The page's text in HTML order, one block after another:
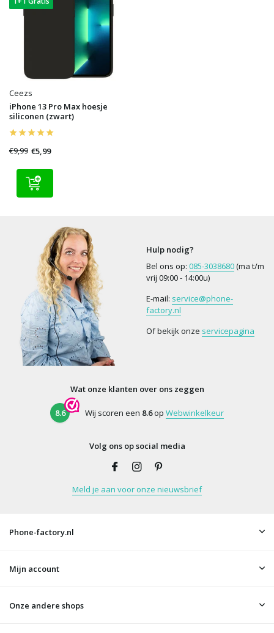
Ceezs
iPhone 13 Pro Max hoesje
siliconen (zwart)
€9,99 €5,99
Hulp nodig?
Bel ons op: 085-3038680(ma t/m
vrij 09:00 - 14:00u)
E-mail: service@phone-
factory.nl
Of bekijk onze servicepagina
Wat onze klanten over ons zeggen
8.6 Wij scoren een 8.6op Webwinkelkeur
Volg ons op social media
Meld je aan voor onze nieuwsbrief
Phone-factory.nl
Mijn account
Onze andere shops